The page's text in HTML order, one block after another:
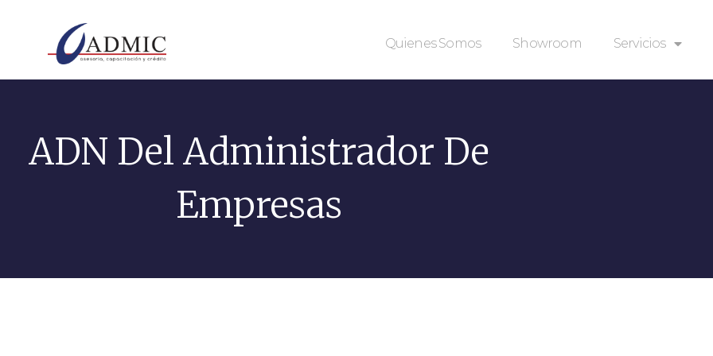
Quienes Somos Showroom Servicios
ADN Del Administrador De
Empresas